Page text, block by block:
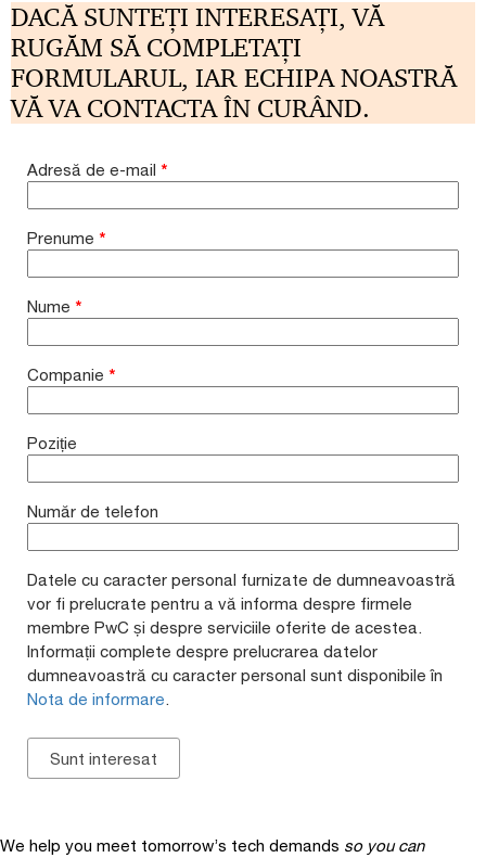
DACĂ SUNTEȚI INTERESAȚI, VĂ
RUGĂM SĂ COMPLETAȚI
FORMULARUL, IAR ECHIPA NOASTRĂ
VĂ VA CONTACTA ÎN CURÂND.
Adresă de e-mail *
Prenume *
Nume *
Companie *
Poziție
Număr de telefon
Datele cu caracter personal furnizate de dumneavoastră
vor fi prelucrate pentru a vă informa despre firmele
membre PwC și despre serviciile oferite de acestea.
Informații complete despre prelucrarea datelor
dumneavoastră cu caracter personal sunt disponibile în
Nota de informare.
We help you meet tomorrow’s tech demands so you can